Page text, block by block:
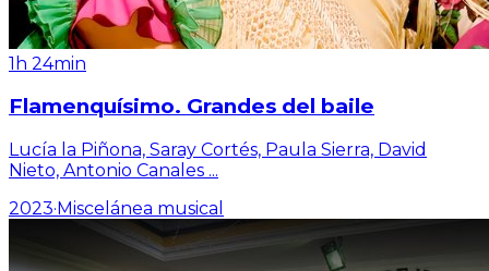
1h 24min
Flamenquísimo. Grandes del baile
Lucía la Piñona, Saray Cortés, Paula Sierra, David
Nieto, Antonio Canales ...
2023·Miscelánea musical